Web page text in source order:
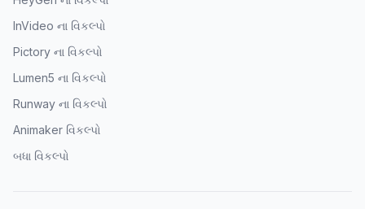
InVideo ના વિકલ્પો
Pictory ના વિકલ્પો
Lumen5 ના વિકલ્પો
Runway ના વિકલ્પો
Animaker વિકલ્પો
બધા વિકલ્પો